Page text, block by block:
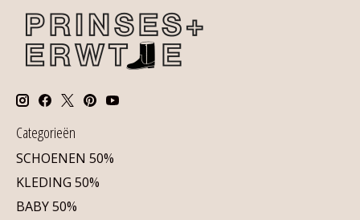
Categorieën
SCHOENEN 50%
KLEDING 50%
BABY 50%